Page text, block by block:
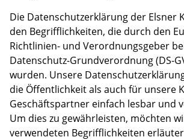
Die Datenschutzerklärung der Elsner
den Begrifflichkeiten, die durch den
Richtlinien- und Verordnungsgeber
Datenschutz-Grundverordnung (DS-
wurden. Unsere
die Öffentlichkeit als auch für unsere
Geschäftspartner einfach lesbar und
Um dies zu gewährleisten, möchten
verwendeten Begrifflichkeiten